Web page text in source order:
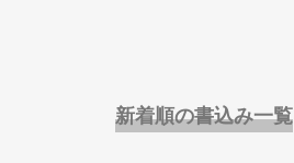
新着順の書込み一覧